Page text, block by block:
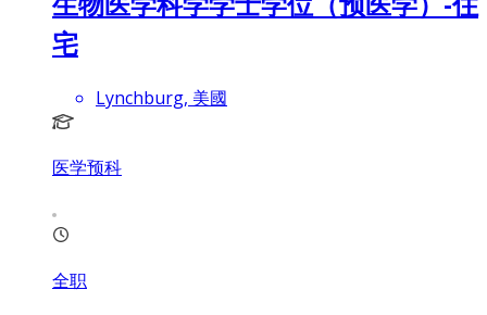
宅
Lynchburg, 美國
医学预科
全职